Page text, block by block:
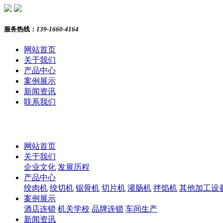
服务热线： 139-1660-4164
网站首页
关于我们
产品中心
案例展示
新闻资讯
联系我们
网站首页
关于我们
企业文化 发展历程
产品中心
绞肉机 绞切机 锯骨机 切片机 灌肠机 拌馅机 其他加工设
案例展示
酒店连锁 机关学校 品牌连锁 车间生产
新闻资讯